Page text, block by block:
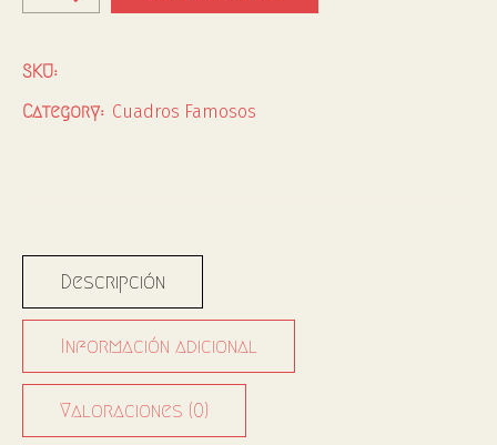
SKU:
Category: Cuadros Famosos
Descripción
Información adicional
Valoraciones (0)